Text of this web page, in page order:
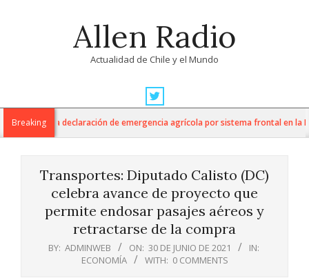
Allen Radio
Actualidad de Chile y el Mundo
Navigation
MenuBreaking
anuncia declaración de emergencia agrícola por sistema frontal en la
Transportes: Diputado Calisto (DC)
celebra avance de proyecto que
permite endosar pasajes aéreos y
retractarse de la compra
BY: ADMINWEB ON: 30 DE JUNIO DE 2021
IN:
ECONOMÍA
WITH: 0 COMMENTS